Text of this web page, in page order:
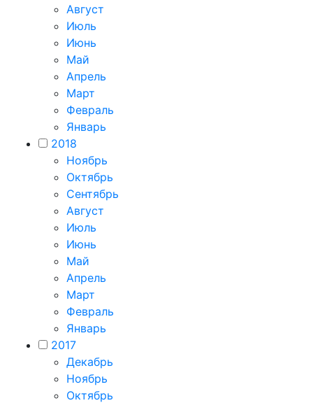
Август
Июль
Июнь
Май
Апрель
Март
Февраль
Январь
2018
Ноябрь
Октябрь
Сентябрь
Август
Июль
Июнь
Май
Апрель
Март
Февраль
Январь
2017
Декабрь
Ноябрь
Октябрь